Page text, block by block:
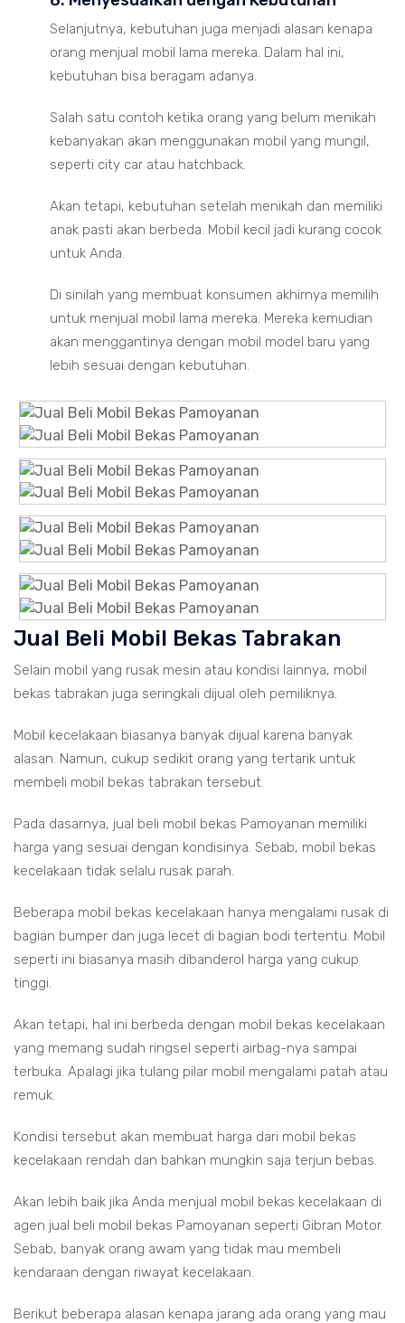
Selanjutnya, kebutuhan juga menjadi alasan kenapa
orang menjual mobil lama mereka. Dalam hal ini,
kebutuhan bisa beragam adanya.
Salah satu contoh ketika orang yang belum menikah
kebanyakan akan menggunakan mobil yang mungil,
seperti city car atau hatchback.
Akan tetapi, kebutuhan setelah menikah dan memiliki
anak pasti akan berbeda. Mobil kecil jadi kurang cocok
untuk Anda.
Di sinilah yang membuat konsumen akhirnya memilih
untuk menjual mobil lama mereka. Mereka kemudian
akan menggantinya dengan mobil model baru yang
lebih sesuai dengan kebutuhan.
Jual Beli Mobil Bekas Tabrakan
Selain mobil yang rusak mesin atau kondisi lainnya, mobil
bekas tabrakan juga seringkali dijual oleh pemiliknya.
Mobil kecelakaan biasanya banyak dijual karena banyak
alasan. Namun, cukup sedikit orang yang tertarik untuk
membeli mobil bekas tabrakan tersebut.
Pada dasarnya, jual beli mobil bekas Pamoyanan memiliki
harga yang sesuai dengan kondisinya. Sebab, mobil bekas
kecelakaan tidak selalu rusak parah.
Beberapa mobil bekas kecelakaan hanya mengalami rusak di
bagian bumper dan juga lecet di bagian bodi tertentu. Mobil
seperti ini biasanya masih dibanderol harga yang cukup
tinggi.
Akan tetapi, hal ini berbeda dengan mobil bekas kecelakaan
yang memang sudah ringsel seperti airbag-nya sampai
terbuka. Apalagi jika tulang pilar mobil mengalami patah atau
remuk.
Kondisi tersebut akan membuat harga dari mobil bekas
kecelakaan rendah dan bahkan mungkin saja terjun bebas.
Akan lebih baik jika Anda menjual mobil bekas kecelakaan di
agen jual beli mobil bekas Pamoyanan seperti Gibran Motor.
Sebab, banyak orang awam yang tidak mau membeli
kendaraan dengan riwayat kecelakaan.
Berikut beberapa alasan kenapa jarang ada orang yang mau